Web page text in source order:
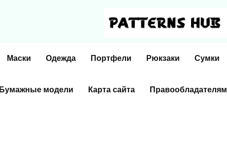
Маски Одежда Портфели Рюкзаки Сумки
Бумажные модели Карта сайта Правообладателям